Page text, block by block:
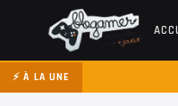
⚡ À LA UNE